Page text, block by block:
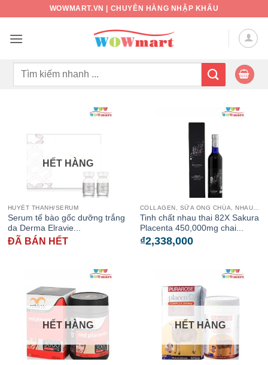
nội
WOWMART.VN | CHUYÊN HÀNG NHẬP KHẨU
Tìm
HẾT HÀNG
HUYẾT THANH/SERUM
Serum tế bào gốc dưỡng trắng
da Derma Elravie...
ĐÃ BÁN HẾT
Tinh chất nhau thai 82X Sakura
Placenta 450,000mg chai...
₫2,338,000
HẾT HÀNG HẾT HÀNG